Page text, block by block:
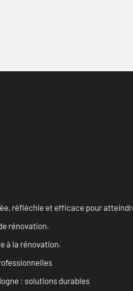
réfléchie et efficace pour
rénovation.
à la rénovation.
: solutions durables